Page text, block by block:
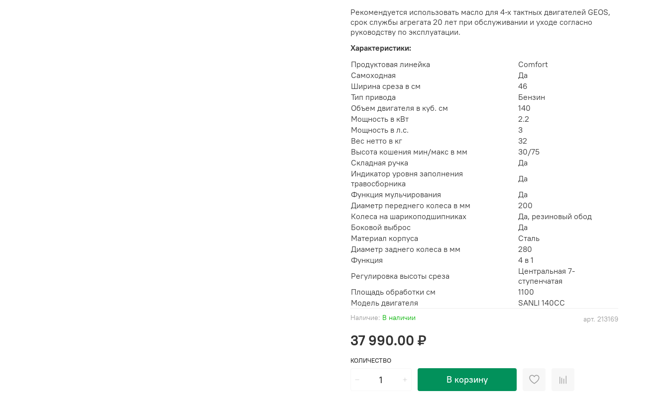
арт. 213169
Наличие: В наличии
37 990.00 ₽
КОЛИЧЕСТВО
В корзину
Рекомендуется использовать масло для 4-х тактных двигателей GEOS,
срок службы агрегата 20 лет при обслуживании и уходе согласно
руководству по эксплуатации.
Характеристики:
Продуктовая линейка
Comfort
Самоходная
Да
Ширина среза в см
46
Тип привода
Бензин
Объем двигателя в куб. см
140
Мощность в кВт
2.2
Мощность в л.с.
3
Вес нетто в кг
32
Высота кошения мин/макс в мм
30/75
Складная ручка
Да
Индикатор уровня заполнения
травосборника
Да
Функция мульчирования
Да
Диаметр переднего колеса в мм
200
Колеса на шарикоподшипниках
Да, резиновый обод
Боковой выброс
Да
Материал корпуса
Сталь
Диаметр заднего колеса в мм
280
Функция
4 в 1
Регулировка высоты среза
Центральная 7-
ступенчатая
Площадь обработки см
1100
Модель двигателя
SANLI 140CC